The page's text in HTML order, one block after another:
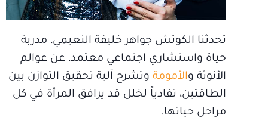
تحدثنا الكوتش جواهر خليفة النعيمي، مدربة
حياة واستشاري اجتماعي معتمد، عن عوالم
الأنوثة والأمومة وتشرح آلية تحقيق التوازن بين
الطاقتين، تفادياً لخلل قد يرافق المرأة في كل
مراحل حياتها.